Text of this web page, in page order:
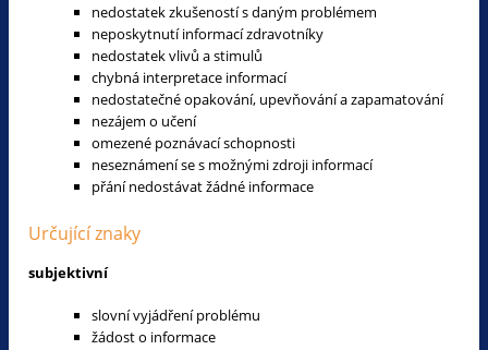
nedostatek zkušeností s daným problémem
neposkytnutí informací zdravotníky
nedostatek vlivů a stimulů
chybná interpretace informací
nedostatečné opakování, upevňování a zapamatování
nezájem o učení
omezené poznávací schopnosti
neseznámení se s možnými zdroji informací
přání nedostávat žádné informace
Určující znaky
subjektivní
slovní vyjádření problému
žádost o informace